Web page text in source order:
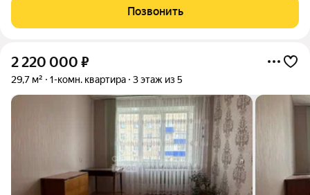
получаете готовую к проживанию квартиру с косметическим
ремонтом, балконом и удобной
Позвонить
2 220 000 ₽
29,7 м² 1-комн. квартира 3 этаж из 5